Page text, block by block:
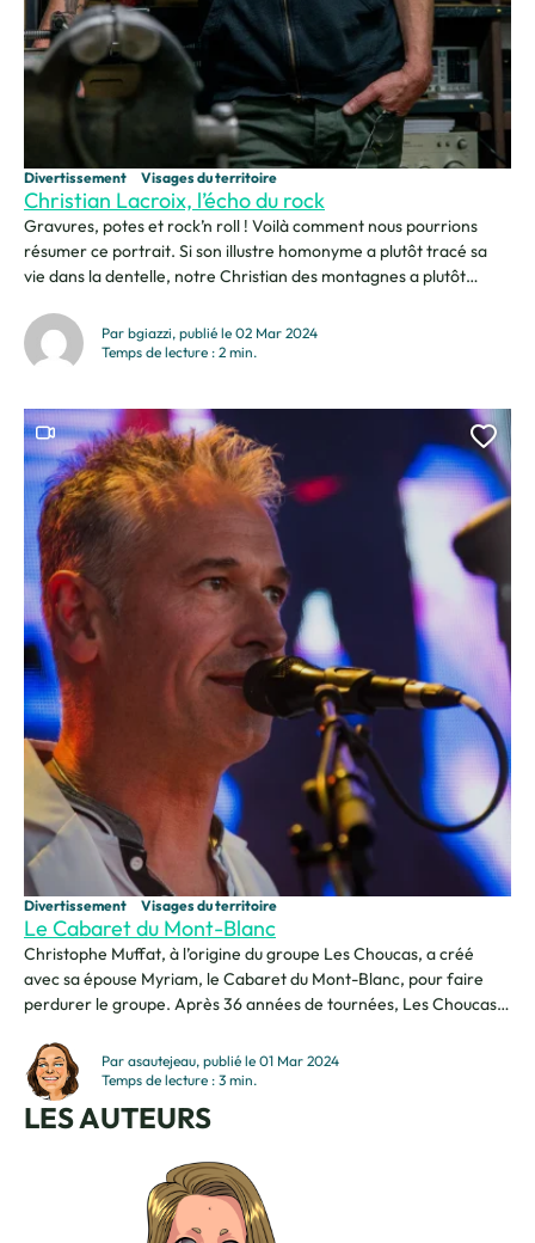
Christian Lacroix, l’écho du rock
Divertissement Visages du territoire
Gravures, potes et rock’n roll ! Voilà comment nous pourrions
résumer ce portrait. Si son illustre homonyme a plutôt tracé sa
vie dans la dentelle, notre Christian des montagnes a plutôt
succès ! Le festival Musiques en Stock est devenu LA référence
des...
Par bgiazzi, publié le 02 Mar 2024
Temps de lecture : 2 min.
Le Cabaret du Mont-Blanc
Divertissement Visages du territoire
Christophe Muffat, à l’origine du groupe Les Choucas, a créé
avec sa épouse Myriam, le Cabaret du Mont-Blanc, pour faire
perdurer le groupe. Après 36 années de tournées, Les Choucas
Muffat, le fondateur des Choucas. Je suis également à l’origine
de cette belle initiative : Le Cabaret...
Par asautejeau, publié le 01 Mar 2024
Temps de lecture : 3 min.
Ce contenu contient une vidéo
LES AUTEURS